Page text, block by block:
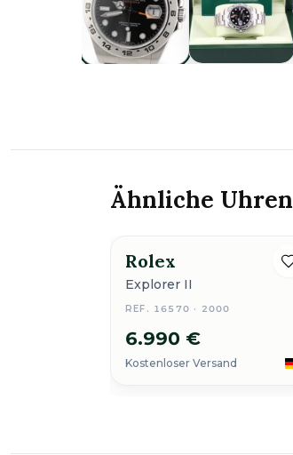
Ähnliche Uhren
Rolex
Explorer II
REF. 16570 · 2000
6.990 €
Kostenloser Versand